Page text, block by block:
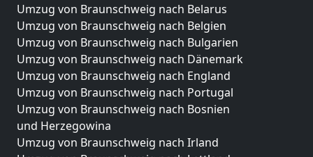
Umzug von Braunschweig nach Belarus
Umzug von Braunschweig nach Belgien
Umzug von Braunschweig nach Bulgarien
Umzug von Braunschweig nach Dänemark
Umzug von Braunschweig nach England
Umzug von Braunschweig nach Portugal
Umzug von Braunschweig nach Bosnien
und Herzegowina
Umzug von Braunschweig nach Irland